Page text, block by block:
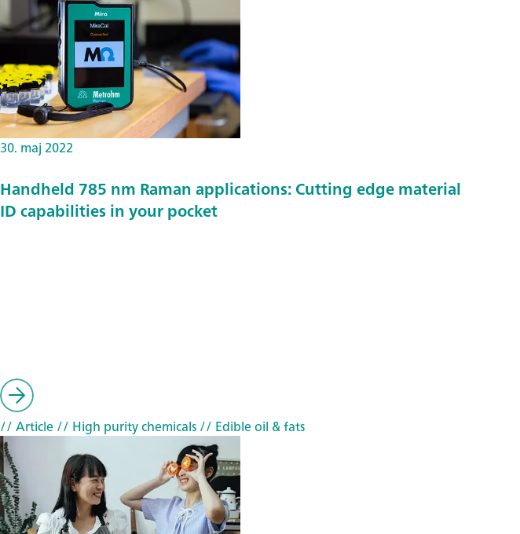
30. maj 2022
Handheld 785 nm Raman applications: Cutting edge material
ID capabilities in your pocket
// Article// High purity chemicals// Edible oil & fats